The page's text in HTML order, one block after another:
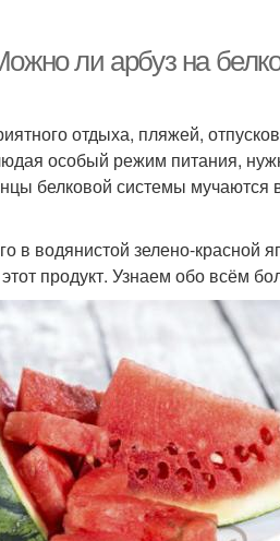
ли арбуз на
отдыха, пляжей,
особый режим питания,
белковой системы
в водянистой зелено-красной
продукт. Узнаем обо всём